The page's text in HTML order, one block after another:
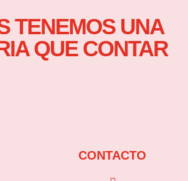
TENEMOS UNA
QUE CONTAR
CONTACTO